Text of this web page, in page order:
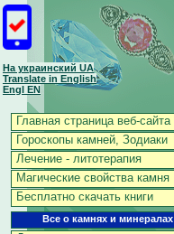
На украинский UA
Translate in English
Engl EN
Главная страница веб-сайта
Гороскопы камней, Зодиаки
Лечение - литотерапия
Магические свойства камня
Бесплатно скачать книги
Все о камнях и минералах